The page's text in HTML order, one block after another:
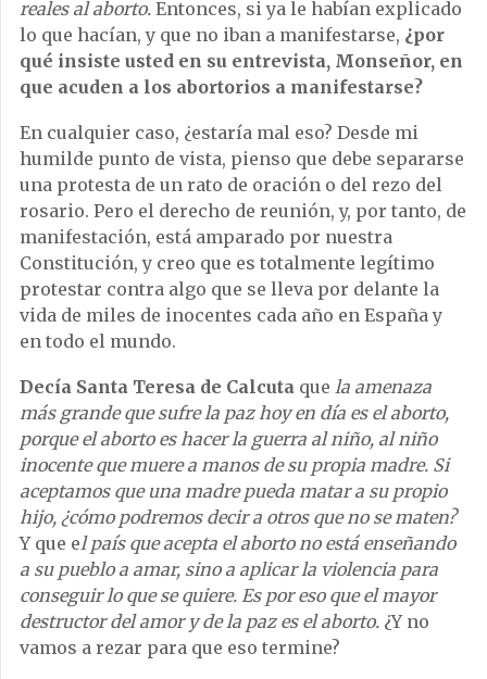
reales al aborto. Entonces, si ya le habían explicado
lo que hacían, y que no iban a manifestarse, ¿por
qué insiste usted en su entrevista, Monseñor, en
que acuden a los abortorios a manifestarse?
En cualquier caso, ¿estaría mal eso? Desde mi
humilde punto de vista, pienso que debe separarse
una protesta de un rato de oración o del rezo del
rosario. Pero el derecho de reunión, y, por tanto, de
manifestación, está amparado por nuestra
Constitución, y creo que es totalmente legítimo
protestar contra algo que se lleva por delante la
vida de miles de inocentes cada año en España y
en todo el mundo.
Decía Santa Teresa de Calcuta que la amenaza
más grande que sufre la paz hoy en día es el aborto,
porque el aborto es hacer la guerra al niño, al niño
inocente que muere a manos de su propia madre. Si
aceptamos que una madre pueda matar a su propio
hijo, ¿cómo podremos decir a otros que no se maten?
Y que el país que acepta el aborto no está enseñando
a su pueblo a amar, sino a aplicar la violencia para
conseguir lo que se quiere. Es por eso que el mayor
destructor del amor y de la paz es el aborto. ¿Y no
vamos a rezar para que eso termine?